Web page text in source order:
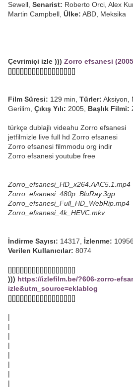
Sewell, Senarist: Roberto Orci, Alex
Martin Campbell, Ülke: ABD, Meksika
Çevrimiçi izle ))) Zorro efsanesi
[][][][][][][][][][][][][][][][][]
Film Süresi: 129 min, Türler: Aksiyon,
Gerilim, Çıkış Yılı: 2005, Başlık Filmi:
türkçe dublajlı videahu Zorro efsanesi
jetfilmizle live full hd Zorro efsanesi
Zorro efsanesi filmmodu org indir
Zorro efsanesi youtube free
Zorro_efsanesi_HD_x264.AAC5.1.mp4
Zorro_efsanesi_480p_BluRay.3gp
Zorro_efsanesi_Full_HD_WebRip.mp4
Zorro_efsanesi_4k_HEVC.mkv
İndirme Sayısı: 14317, İzlenme:
Verilen Kullanıcılar: 8074
[][][][][][][][][][][][][][][][][]
))) https://izlefilm.be/?606-zorro-
izle&utm_source=eklablog
[][][][][][][][][][][][][][][][][]
|
|
|
|
|
|
|
|